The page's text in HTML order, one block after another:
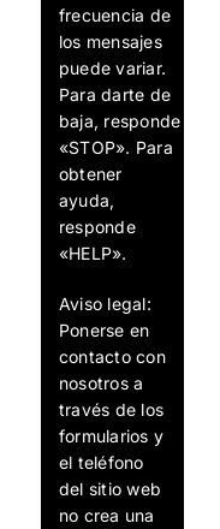
frecuencia de
los mensajes
puede variar.
Para darte de
baja, responde
«STOP». Para
obtener
ayuda,
responde
«HELP».
Aviso legal:
Ponerse en
contacto con
nosotros a
través de los
formularios y
el teléfono
del sitio web
no crea una